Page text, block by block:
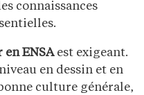
connaissances
en ENSAest exigeant.
en dessin et en
culture générale,